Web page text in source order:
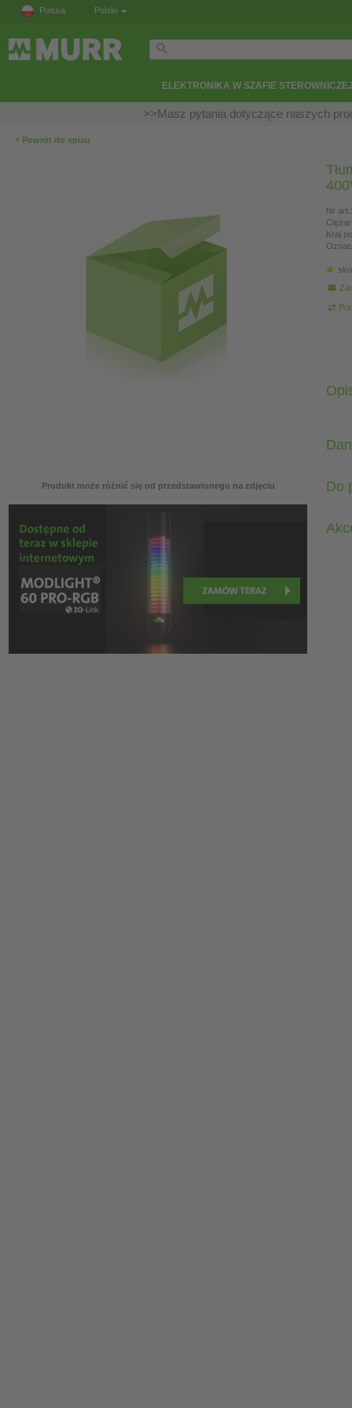
Polska Polski
ELEKTRONIKA W SZAFIE
>>Masz pytania dotyczące naszych
‹ Powrót do spisu
Produkt może różnić się od przedstawionego na zdjęciu
Nr art.:
Kraj
Do